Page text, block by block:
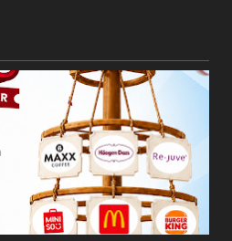
Walikota – Wawali
Bendera ...
07, 2026
JELAJAH
Keliru, Nasib Negeri
biru
07, 2026
HONDA